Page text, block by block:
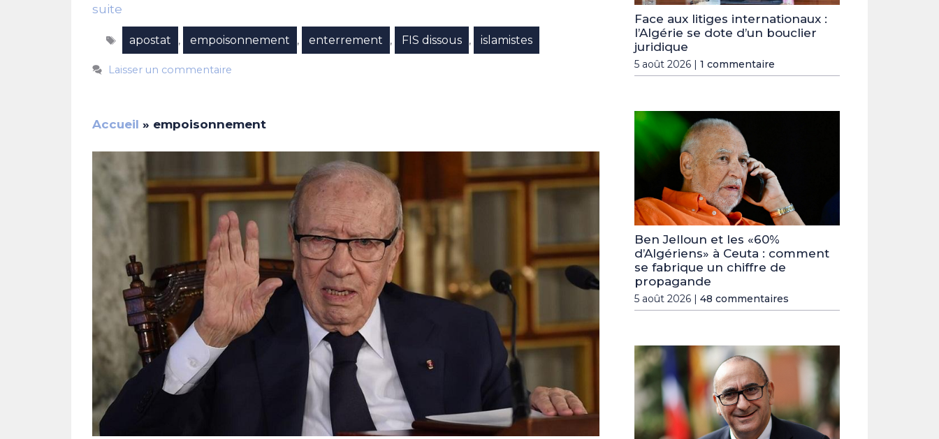
suite
Étiquettes
apostat , empoisonnement , enterrement , FIS dissous , islamistes
Laisser un commentaire
Accueil » empoisonnement
Face aux litiges internationaux :
l’Algérie se dote d’un bouclier
juridique
5 août 2026 | 1 commentaire
Ben Jelloun et les «60%
d’Algériens» à Ceuta : comment
se fabrique un chiffre de
propagande
5 août 2026 | 48 commentaires